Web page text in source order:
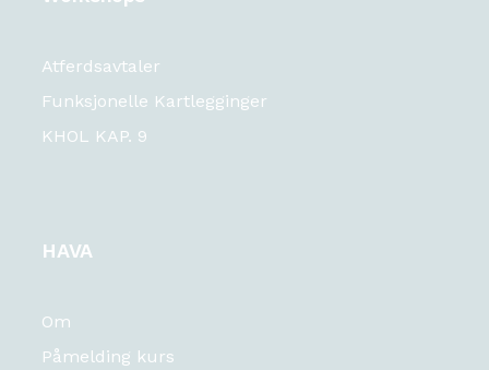
Atferdsavtaler
Funksjonelle Kartlegginger
KHOL KAP. 9
HAVA
Om
Påmelding kurs